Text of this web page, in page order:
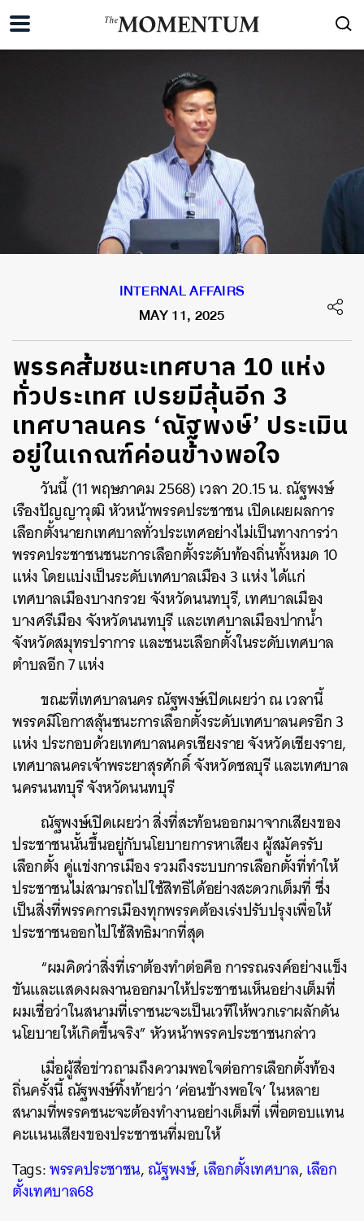
INTERNAL AFFAIRS
MAY 11, 2025
พรรคส้มชนะเทศบาล 10 แห่ง
ทั่วประเทศ เปรยมีลุ้นอีก 3
เทศบาลนคร ‘ณัฐพงษ์’ ประเมิน
อยู่ในเกณฑ์ค่อนข้างพอใจ
วันนี้ (11 พฤษภาคม 2568) เวลา 20.15 น. ณัฐพงษ์
เรืองปัญญาวุฒิ หัวหน้าพรรคประชาชน เปิดเผยผลการ
เลือกตั้งนายกเทศบาลทั่วประเทศอย่างไม่เป็นทางการว่า
พรรคประชาชนชนะการเลือกตั้งระดับท้องถิ่นทั้งหมด 10
แห่ง โดยแบ่งเป็นระดับเทศบาลเมือง 3 แห่ง ได้แก่
เทศบาลเมืองบางกรวย จังหวัดนนทบุรี, เทศบาลเมือง
บางศรีเมือง จังหวัดนนทบุรี และเทศบาลเมืองปากน้ำ
จังหวัดสมุทรปราการ และชนะเลือกตั้งในระดับเทศบาล
ตำบลอีก 7 แห่ง
ขณะที่เทศบาลนคร ณัฐพงษ์เปิดเผยว่า ณ เวลานี้
พรรคมีโอกาสลุ้นชนะการเลือกตั้งระดับเทศบาลนครอีก 3
แห่ง ประกอบด้วยเทศบาลนครเชียงราย จังหวัดเชียงราย,
เทศบาลนครเจ้าพระยาสุรศักดิ์ จังหวัดชลบุรี และเทศบาล
นครนนทบุรี จังหวัดนนทบุรี
ณัฐพงษ์เปิดเผยว่า สิ่งที่สะท้อนออกมาจากเสียงของ
ประชาชนนั้นขึ้นอยู่กับนโยบายการหาเสียง ผู้สมัครรับ
เลือกตั้ง คู่แข่งการเมือง รวมถึงระบบการเลือกตั้งที่ทำให้
ประชาชนไม่สามารถไปใช้สิทธิได้อย่างสะดวกเต็มที่ ซึ่ง
เป็นสิ่งที่พรรคการเมืองทุกพรรคต้องเร่งปรับปรุงเพื่อให้
ประชาชนออกไปใช้สิทธิมากที่สุด
“ผมคิดว่าสิ่งที่เราต้องทำต่อคือ การรณรงค์อย่างแข็ง
ขันและแสดงผลงานออกมาให้ประชาชนเห็นอย่างเต็มที่
ผมเชื่อว่าในสนามที่เราชนะจะเป็นเวทีให้พวกเราผลักดัน
นโยบายให้เกิดขึ้นจริง” หัวหน้าพรรคประชาชนกล่าว
เมื่อผู้สื่อข่าวถามถึงความพอใจต่อการเลือกตั้งท้อง
ถิ่นครั้งนี้ ณัฐพงษ์ทิ้งท้ายว่า ‘ค่อนข้างพอใจ’ ในหลาย
สนามที่พรรคชนะจะต้องทำงานอย่างเต็มที่ เพื่อตอบแทน
คะแนนเสียงของประชาชนที่มอบให้
Tags:พรรคประชาชน,ณัฐพงษ์,เลือกตั้งเทศบาล,เลือก
ตั้งเทศบาล68
ค้นหา
SHARE TWEET LINE